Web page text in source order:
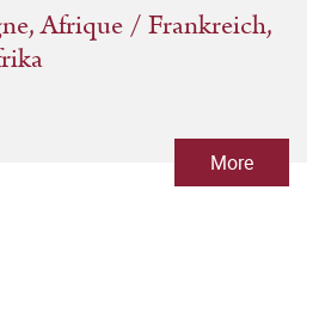
Afrique / Frankreich,
More